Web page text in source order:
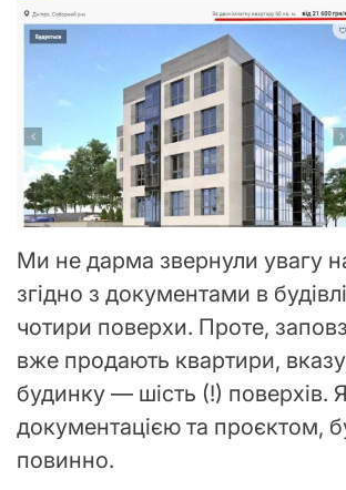
Ми не дарма звернули увагу
згідно з документами в
чотири поверхи. Проте,
вже продають квартири,
будинку — шість (!) поверхів.
документацією та проєктом,
повинно.